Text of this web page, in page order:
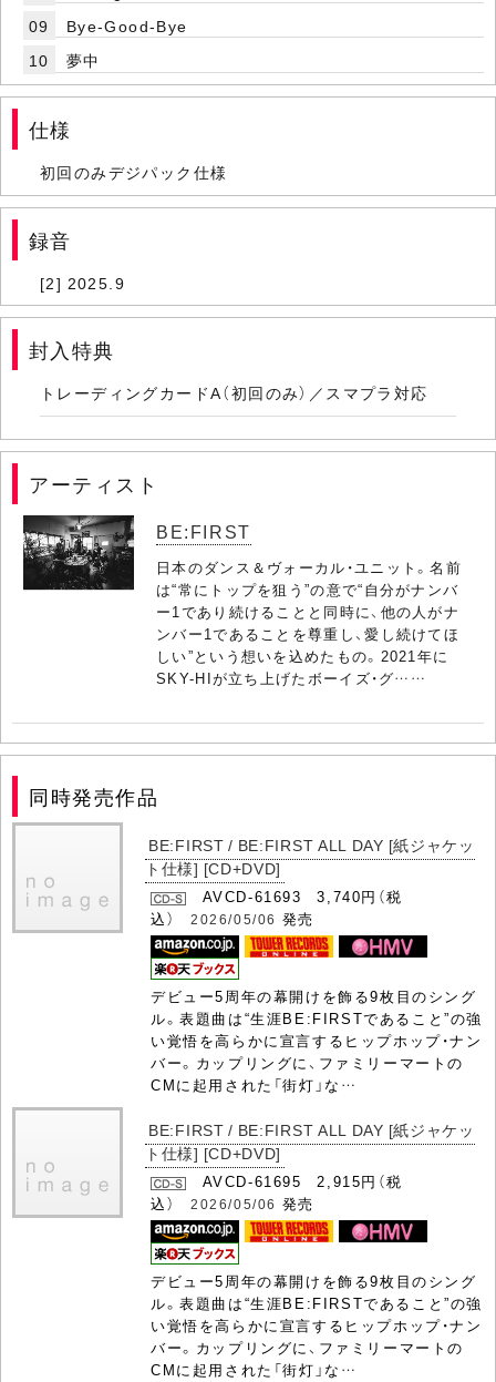
09
Bye-Good-Bye
10
夢中
仕様
初回のみデジパック仕様
録音
[2] 2025.9
封入特典
トレーディングカードA（初回のみ）／スマプラ対応
アーティスト
BE:FIRST
日本のダンス＆ヴォーカル・ユニット。名前
は“常にトップを狙う”の意で“自分がナンバ
ー1であり続けることと同時に、他の人がナ
ンバー1であることを尊重し、愛し続けてほ
しい”という想いを込めたもの。2021年に
SKY-HIが立ち上げたボーイズ・グ……
同時発売作品
BE:FIRST / BE:FIRST ALL DAY [紙ジャケッ
ト仕様] [CD+DVD]
AVCD-61693 3,740円（税
込） 2026/05/06 発売
デビュー5周年の幕開けを飾る9枚目のシング
ル。表題曲は“生涯BE:FIRSTであること”の強
い覚悟を高らかに宣言するヒップホップ・ナン
バー。カップリングに、ファミリーマートの
CMに起用された「街灯」な…
BE:FIRST / BE:FIRST ALL DAY [紙ジャケッ
ト仕様] [CD+DVD]
AVCD-61695 2,915円（税
込） 2026/05/06 発売
デビュー5周年の幕開けを飾る9枚目のシング
ル。表題曲は“生涯BE:FIRSTであること”の強
い覚悟を高らかに宣言するヒップホップ・ナン
バー。カップリングに、ファミリーマートの
CMに起用された「街灯」な…